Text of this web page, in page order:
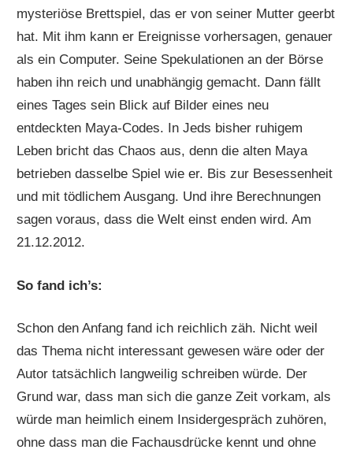
mysteriöse Brettspiel, das er von seiner Mutter geerbt
hat. Mit ihm kann er Ereignisse vorhersagen, genauer
als ein Computer. Seine Spekulationen an der Börse
haben ihn reich und unabhängig gemacht. Dann fällt
eines Tages sein Blick auf Bilder eines neu
entdeckten Maya-Codes. In Jeds bisher ruhigem
Leben bricht das Chaos aus, denn die alten Maya
betrieben dasselbe Spiel wie er. Bis zur Besessenheit
und mit tödlichem Ausgang. Und ihre Berechnungen
sagen voraus, dass die Welt einst enden wird. Am
21.12.2012.
So fand ich’s:
Schon den Anfang fand ich reichlich zäh. Nicht weil
das Thema nicht interessant gewesen wäre oder der
Autor tatsächlich langweilig schreiben würde. Der
Grund war, dass man sich die ganze Zeit vorkam, als
würde man heimlich einem Insidergespräch zuhören,
ohne dass man die Fachausdrücke kennt und ohne